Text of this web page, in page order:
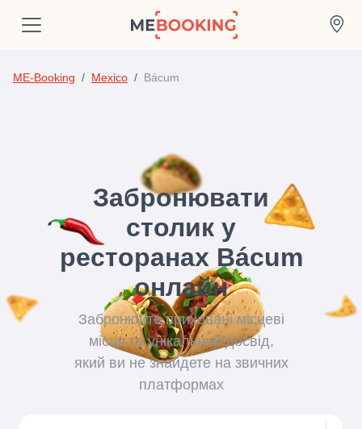
ME-Booking Mexico Bácum
Забронювати
столик у
ресторанах Bácum
онлайн
Забронюйте приховані місцеві
місця та унікальний досвід,
який ви не знайдете на звичних
платформах